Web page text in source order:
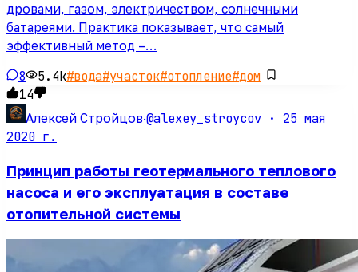
дровами, газом, электричеством, солнечными
батареями. Практика показывает, что самый
эффективный метод –…
8 5.4k#вода#участок#отопление#дом
14
Алексей Стройцов·@alexey_stroycov · 25 мая
2020 г.
Принцип работы геотермального теплового
насоса и его эксплуатация в составе
отопительной системы